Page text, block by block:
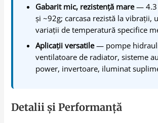
Gabarit mic, rezistență mare— 4.3
și ~92g; carcasa rezistă la vibrații,
variații de temperatură specifice
Aplicații versatile— pompe
ventilatoare de radiator, sisteme
power, invertoare, iluminat
Detalii și Performanță